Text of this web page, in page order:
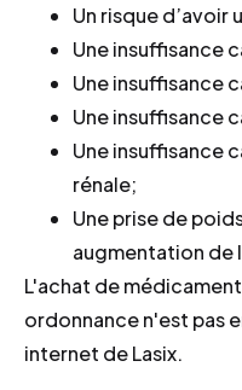
Un risque d’avoir
Une insuffisance
Une insuffisance
Une insuffisance
Une insuffisance
rénale;
Une prise de
augmentation de
L'achat de
ordonnance n'est pas
internet de Lasix.